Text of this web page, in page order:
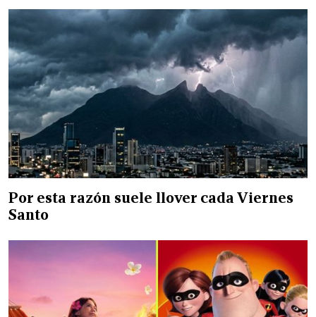
Por esta razón suele llover cada Viernes
Santo